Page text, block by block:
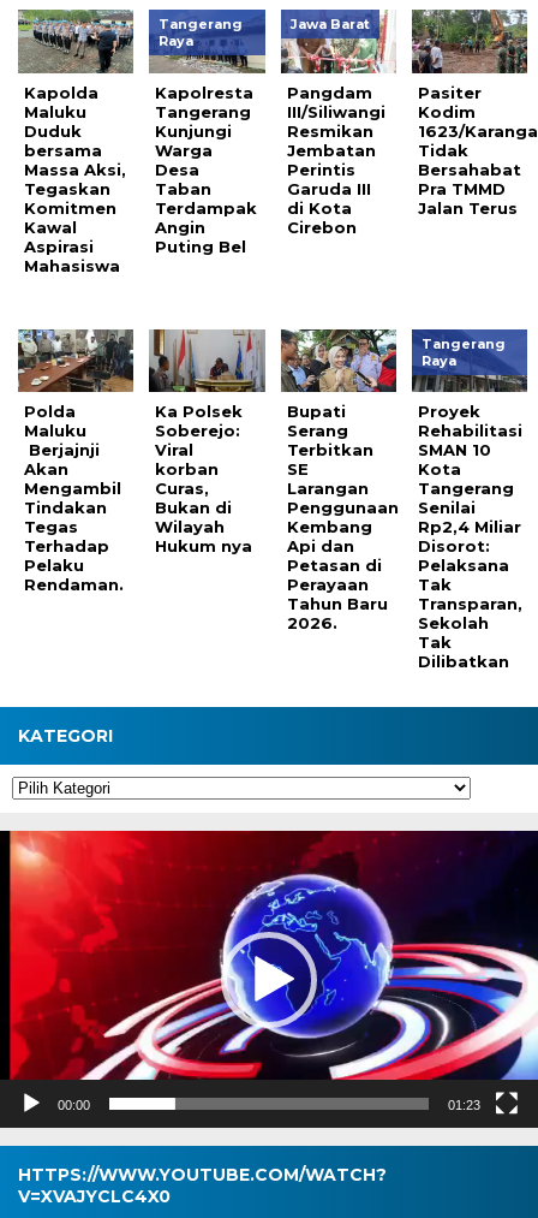
Kapolda
Maluku
Duduk
bersama
Massa Aksi,
Tegaskan
Komitmen
Kawal
Aspirasi
Mahasiswa
Tangerang
Raya
Kapolresta
Tangerang
Kunjungi
Warga
Desa
Taban
Terdampak
Angin
Puting Bel
Jawa Barat
Pangdam
III/Siliwangi
Resmikan
Jembatan
Perintis
Garuda III
di Kota
Cirebon
Pasiter
Kodim
1623/
Tidak
Bersahabat
Pra TMMD
Jalan Terus
Polda
Maluku
Berjajnji
Akan
Mengambil
Tindakan
Tegas
Terhadap
Pelaku
Rendaman.
Ka Polsek
Soberejo:
Viral
korban
Curas,
Bukan di
Wilayah
Hukum nya
Bupati
Serang
Terbitkan
SE
Larangan
Penggunaan
Kembang
Api dan
Petasan di
Perayaan
Tahun Baru
2026.
Tangerang
Raya
Proyek
Rehabilitasi
SMAN 10
Kota
Tangerang
Senilai
Rp2,4 Miliar
Disorot:
Pelaksana
Tak
Transparan,
Sekolah
Tak
Dilibatkan
KATEGORI
Kategori
Pemutar
Video
00:00 01:23
HTTPS://WWW.YOUTUBE.COM/WATCH?
V=XVAJYCLC4X0